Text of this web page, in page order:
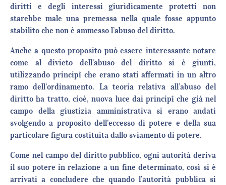
diritti e degli interessi giuridicamente protetti non
starebbe male una premessa nella quale fosse appunto
stabilito che non è ammesso l’abuso del diritto.
Anche a questo proposito può essere interessante notare
come al divieto dell’abuso del diritto si è giunti,
utilizzando principî che erano stati affermati in un altro
ramo dell’ordinamento. La teoria relativa all’abuso del
diritto ha tratto, cioè, nuova luce dai principî che già nel
campo della giustizia amministrativa si erano andati
svolgendo a proposito dell’eccesso di potere e della sua
particolare figura costituita dallo sviamento di potere.
Come nel campo del diritto pubblico, ogni autorità deriva
il suo potere in relazione a un fine determinato, così si è
arrivati a concludere che quando l’autorità pubblica si